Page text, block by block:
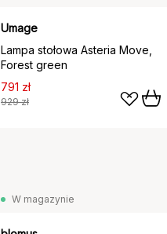
Umage
Lampa stołowa Asteria Move,
Forest green
791 zł
929 zł
W magazynie